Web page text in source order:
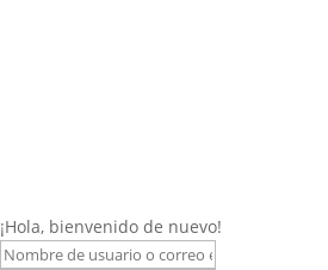
¡Hola, bienvenido de nuevo!